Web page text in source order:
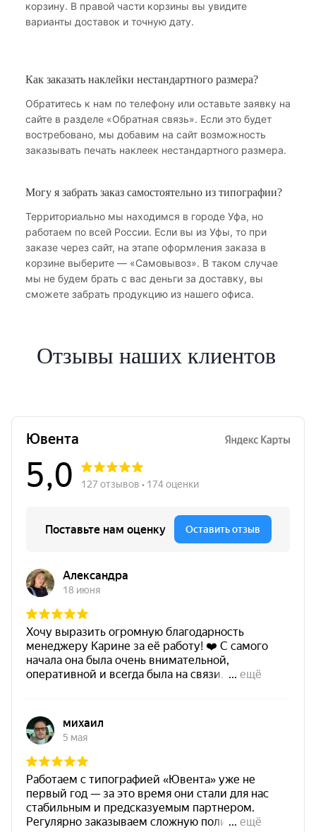
корзину. В правой части корзины вы увидите
варианты доставок и точную дату.
Как заказать наклейки нестандартного размера?
Обратитесь к нам по телефону или оставьте заявку на
сайте в разделе «Обратная связь». Если это будет
востребовано, мы добавим на сайт возможность
заказывать печать наклеек нестандартного размера.
Могу я забрать заказ самостоятельно из типографии?
Территориально мы находимся в городе Уфа, но
работаем по всей России. Если вы из Уфы, то при
заказе через сайт, на этапе оформления заказа в
корзине выберите — «Самовывоз». В таком случае
мы не будем брать с вас деньги за доставку, вы
сможете забрать продукцию из нашего офиса.
Отзывы наших клиентов